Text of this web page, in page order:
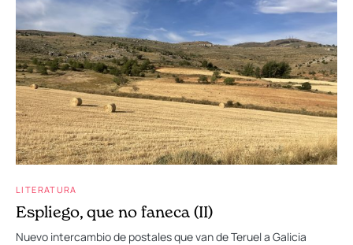
LITERATURA
Espliego, que no faneca (II)
Nuevo intercambio de postales que van de Teruel a Galicia